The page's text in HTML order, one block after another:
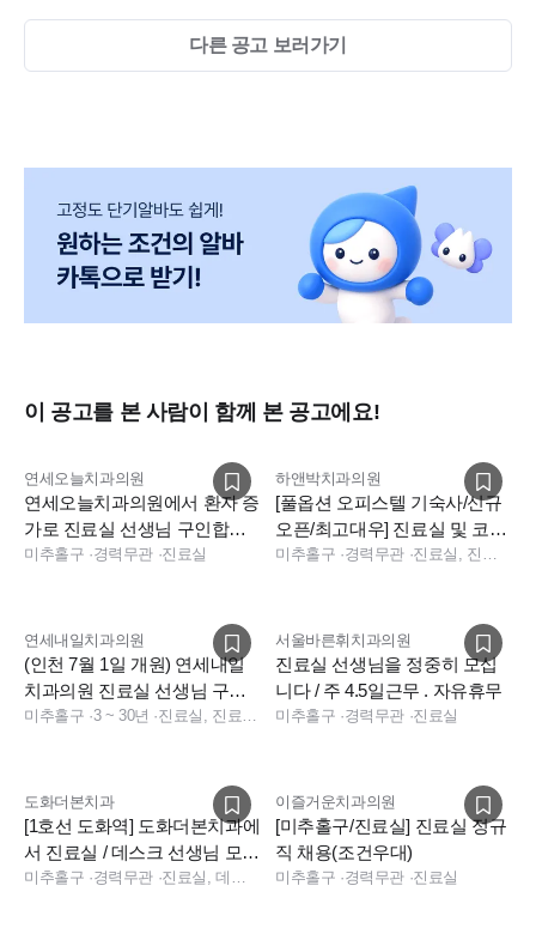
- 연세내일치과에서 진료실 전체 흐름을 함께 만들어가며 원장
과 소통하며 진료실 스텝들이 같은 기준으로 움직일 수 있도록
- 진료실,데스크를 포함한 전반적 치과 관리
- 저년차 스텝 선생님 교육을 포함한 스텝 관리
우대사항
- 진료실 팀장 경험이 있으시며, 진료보조에 능숙하신 분
- 연세내일치과에서 진료실 실무를 안정적으로 이끌어주실 진
료실 팀장님을 찾습니다.
주요업무
- 진료실 경력 7년차 이상
- 덴쳐, 임플란트 보철 진료 흐름에 익숙하신 분
- 꼼꼼하고 책임감 있게 진료실을 챙겨주실 분
■ 출근일자: 7월 1일~
■ 근무시간 : 주 5일 근무 / 휴무일 협의
다른 공고 보러가기
이 공고를 본 사람이 함께 본 공고에요!
연세오늘치과의원
연세오늘치과의원에서 환자 증
가로 진료실 선생님 구인합니
다.
미추홀구 ·경력무관 ·진료실
하앤박치과의원
[풀옵션 오피스텔 기숙사/신규
오픈/최고대우] 진료실 및 코디
네이터 구인
미추홀구 ·경력무관 · 진료실, 진료실, 데스크, 데스크, 전화응대(CS), 상담
연세내일치과의원
(인천 7월 1일 개원) 연세내일
치과의원 진료실 선생님 구인
합니다
미추홀구 ·3 ~ 30년 · 진료실, 진료팀장, 데스크, 진료실, 수술실
서울바른휘치과의원
진료실 선생님을 정중히 모십
니다 / 주 4.5일근무 . 자유휴무
미추홀구 ·경력무관 ·진료실
도화더본치과
[1호선 도화역] 도화더본치과에
서 진료실 / 데스크 선생님 모집
합니다!
미추홀구 ·경력무관 · 진료실, 데스크
이즐거운치과의원
[미추홀구/진료실] 진료실 정규
직 채용(조건우대)
미추홀구 ·경력무관 ·진료실